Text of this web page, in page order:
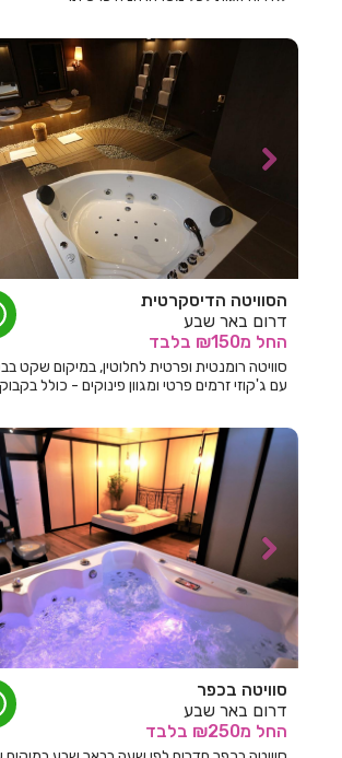
חדרים לפי שעה בורד יריחו
חדרים לפי שעה בזיתן
חדרים לפי שעה בזכרון יעקב
חדרים לפי שעה בזרועה
חדרים לפי שעה בזרעית
חדרים לפי שעה בחבצלת השרון
חדרים לפי שעה בחבר
חדרים לפי שעה בחגור
חדרים לפי שעה בחד
חדרים לפי שעה בחדרה
חדרים לפי שעה בחולון
חדרים לפי שעה בחוסן
חדרים לפי שעה בחוף סיאסטה ביאנקיני
חדרים לפי שעה בחופית
חדרים לפי שעה בחזון
חדרים לפי שעה בחיפ
חדרים לפי שעה בחיפה
הסוויטה הדיסקרטית
דרום באר שבע
החל מ₪150 בלבד
סוויטה רומנטית ופרטית לחלוטין, במיקום שקט
עם ג'קוזי זרמים פרטי ומגוון פינוקים - כולל
סוויטה בכפר
דרום באר שבע
החל מ₪250 בלבד